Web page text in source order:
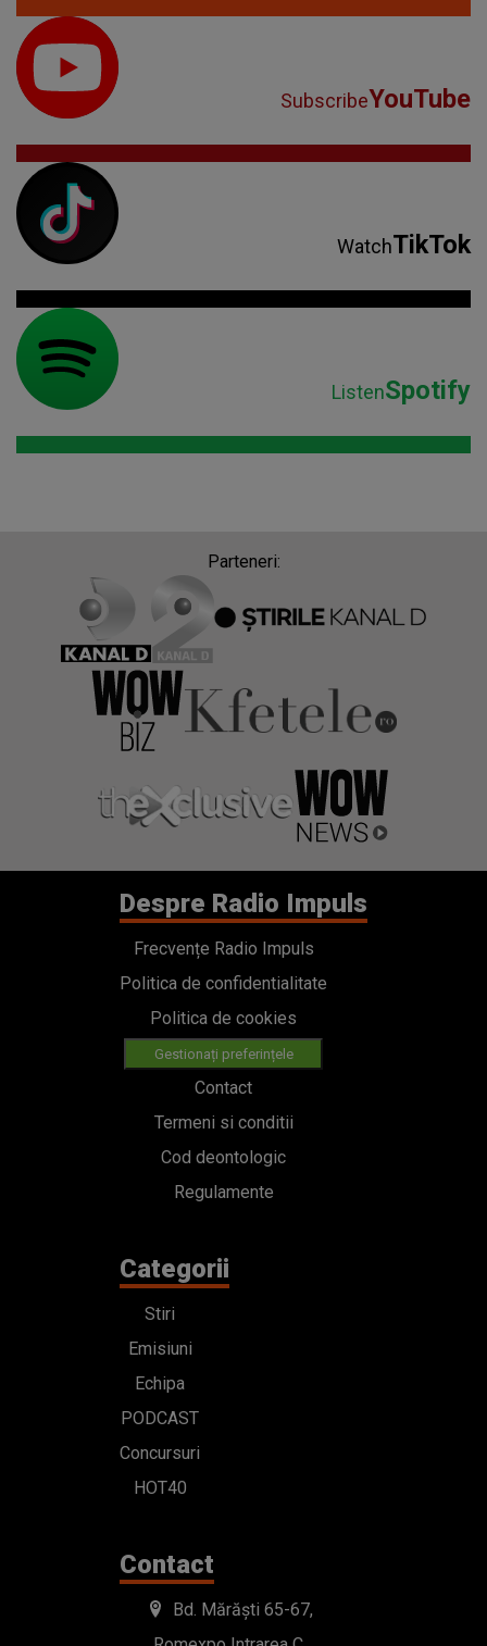
SubscribeYouTube
WatchTikTok
ListenSpotify
Parteneri:
Despre Radio Impuls
Frecvențe Radio Impuls
Politica de confidentialitate
Politica de cookies
Gestionați preferințele
Contact
Termeni si conditii
Cod deontologic
Regulamente
Categorii
Stiri
Emisiuni
Echipa
PODCAST
Concursuri
HOT40
Contact
Bd. Mărăști 65-67,